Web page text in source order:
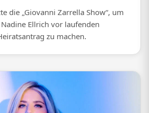
die „Giovanni Zarrella Show“, um
Ellrich vor laufenden
zu machen.